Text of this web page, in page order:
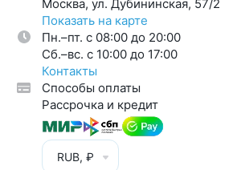
Москва, ул. Дубининская, 57/2
Показать на карте
Пн.–пт. с 08:00 до 20:00
Cб.–вс. с 10:00 до 17:00
Контакты
Способы оплаты
Рассрочка и кредит
RUB, ₽